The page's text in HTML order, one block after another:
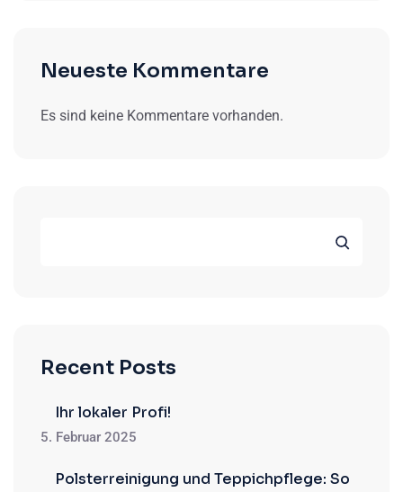
Neueste Kommentare
Es sind keine Kommentare vorhanden.
Recent Posts
Ihr lokaler Profi!
5. Februar 2025
Polsterreinigung und Teppichpflege: So